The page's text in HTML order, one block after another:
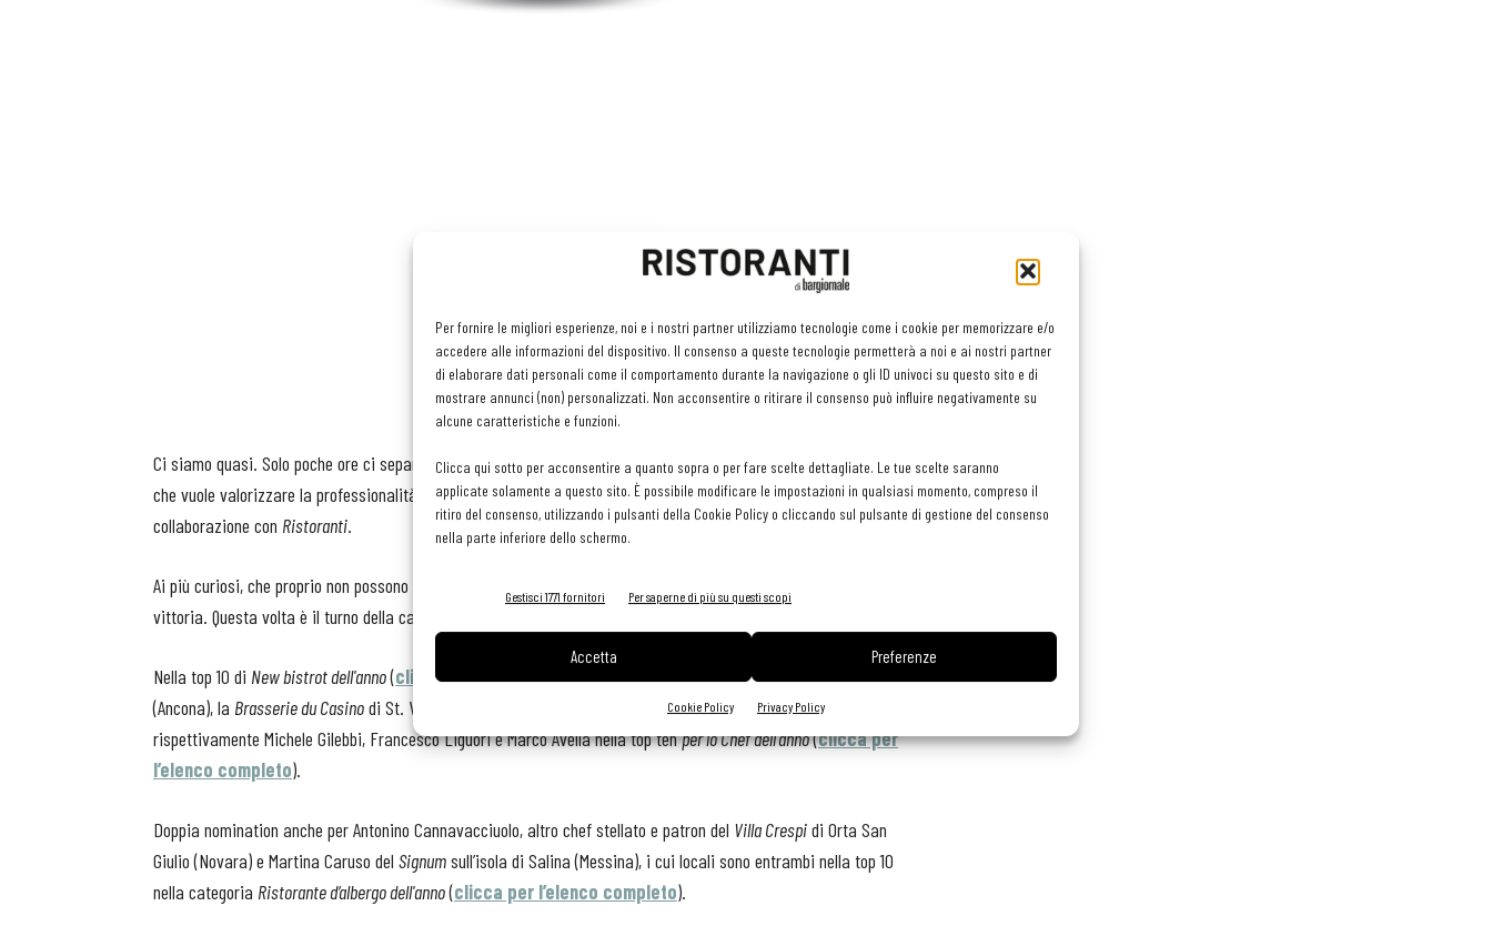
Per fornire le migliori esperienze, noi e i nostri partner utilizziamo tecnologie come i cookie per memorizzare e/o
accedere alle informazioni del dispositivo. Il consenso a queste tecnologie permetterà a noi e ai nostri partner
di elaborare dati personali come il comportamento durante la navigazione o gli ID univoci su questo sito e di
mostrare annunci (non) personalizzati. Non acconsentire o ritirare il consenso può influire negativamente su
alcune caratteristiche e funzioni.
Clicca qui sotto per acconsentire a quanto sopra o per fare scelte dettagliate. Le tue scelte saranno
applicate solamente a questo sito. È possibile modificare le impostazioni in qualsiasi momento, compreso il
ritiro del consenso, utilizzando i pulsanti della Cookie Policy o cliccando sul pulsante di gestione del consenso
nella parte inferiore dello schermo.
Gestisci 1771 fornitori Per saperne di più su questi scopi
Accetta Preferenze
Cookie Policy Privacy Policy
Ci siamo quasi. Solo poche ore ci separano dalla cerimonia che decreterà i vincitori diBarawards 2015, il premio
che vuole valorizzare la professionalità e l’innovazione nei bar, alberghi e ristoranti, promosso daBargiornalein
collaborazione con Ristoranti.
Ai più curiosi, che proprio non possono resistere all’attesa, riveliamo qualche altra indiscrezione sui candidati alla
vittoria. Questa volta è il turno della categoria ristoranti.
Nella top 10 di New bistrot dell'anno(clicca per l’elenco completo) troviamoNana Piccolo Bistròdi Senigallia
(Ancona), la Brasserie du Casinodi St. Vincent (Aosta) e
di Milano, che piazzano anche i loro chef,
rispettivamente Michele Gilebbi, Francesco Liguori e Marco Avella nella top tenper lo Chef dell'anno(clicca per
l’elenco completo).
Doppia nomination anche per Antonino Cannavacciuolo, altro chef stellato e patron del Villa Crespidi Orta San
Giulio (Novara) e Martina Caruso del Signumsull’isola di Salina (Messina), i cui locali sono entrambi nella top 10
nella categoria Ristorante d’albergo dell'anno(clicca per l’elenco completo).